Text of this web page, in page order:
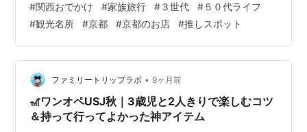
竹製品屋さん 一澤信三郎帆布★かばん屋さん よーじやカ
フェ嵯峨野嵐山店 おわりに ごきげんおでかけスポット
水族館や道の駅、お寺などなど、無軌道にそのときの気
分でいろいろ行っています。 休日に、家族みんなで朝ご
はんを食べているときに 『今日は天気が良さそう☀️どっ
か行こうか』 となるこ…
#関西おでかけ #家族旅行 #３世代 #５０代ライフ
#観光名所 #京都 #京都のお店 #推しスポット
ファミリートリップラボ • 9ヶ月前
🎢ワンオペUSJ秋｜3歳児と2人きりで楽しむコツ
＆持って行ってよかった神アイテム